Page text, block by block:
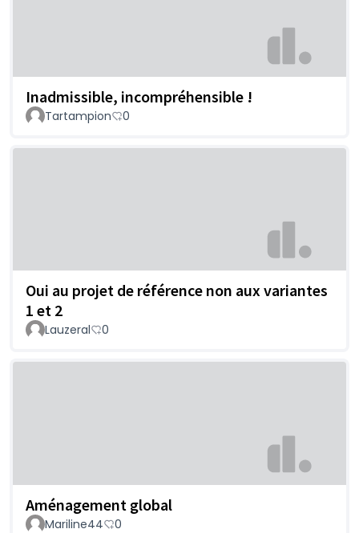
Inadmissible, incompréhensible !
Tartampion 0
Oui au projet de référence non aux variantes
1 et 2
Lauzeral 0
Aménagement global
Mariline44 0